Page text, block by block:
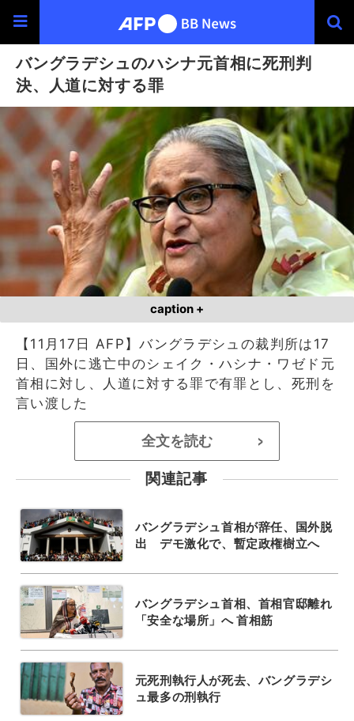
バングラデシュのハシナ元首相に死刑判
決、人道に対する罪
caption +
【11月17日 AFP】バングラデシュの裁判所は17
日、国外に逃亡中のシェイク・ハシナ・ワゼド元
首相に対し、人道に対する罪で有罪とし、死刑を
言い渡した
全文を読む >
関連記事
バングラデシュ首相が辞任、国外脱
出 デモ激化で、暫定政権樹立へ
バングラデシュ首相、首相官邸離れ
「安全な場所」へ 首相筋
元死刑執行人が死去、バングラデシ
ュ最多の刑執行